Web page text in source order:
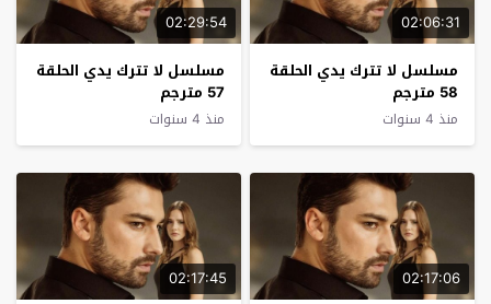
02:06:31
مسلسل لا تترك يدي الحلقة
58 مترجم
منذ 4 سنوات
02:29:54
مسلسل لا تترك يدي الحلقة
57 مترجم
منذ 4 سنوات
02:17:06
02:17:45